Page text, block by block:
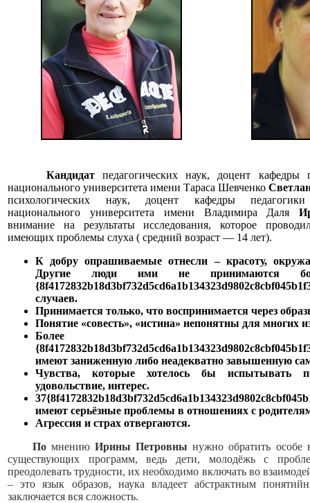
Кандидатпедагогических наук, доцент кафедры
национального университета имени Тараса Шевченко
психологических наук, доцент кафедры педагогики
национального университета имени Владимира Даля
внимание на результаты исследования, которое
имеющих проблемы слуха ( средний возраст — 14 лет).
К добру опрашиваемые отнесли – красоту,
Другие люди ими не принимаются
случаев.
Принимается только, что воспринимается через
Понятие «совесть», «истина» непонятны для многих
Более
имеют заниженную либо неадекватно завышенную
Чувства, которые хотелось бы испытывать
удовольствие, интерес.
имеют серьёзные проблемы в отношениях с
Агрессия и страх отвергаются.
ПомнениюИрины Петровны нужно обратить особе
существующих программ, ведь дети, молодёжь с
преодолевать трудности, их необходимо включать во
– это язык образов, наука владеет абстрактным
заключается вся сложность.